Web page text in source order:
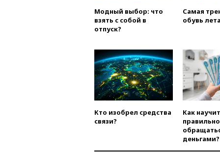
Модный выбор: что
взять с собой в
отпуск?
Самая
обувь
Кто изобрел средства
связи?
Как
правильно
деньгами?